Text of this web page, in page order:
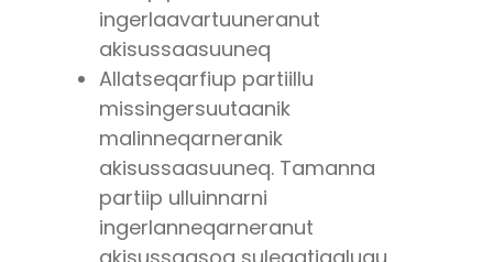
ingerlaavartuuneranut
akisussaasuuneq
Allatseqarfiup partiillu
missingersuutaanik
malinneqarneranik
akisussaasuuneq. Tamanna
partiip ulluinnarni
ingerlanneqarneranut